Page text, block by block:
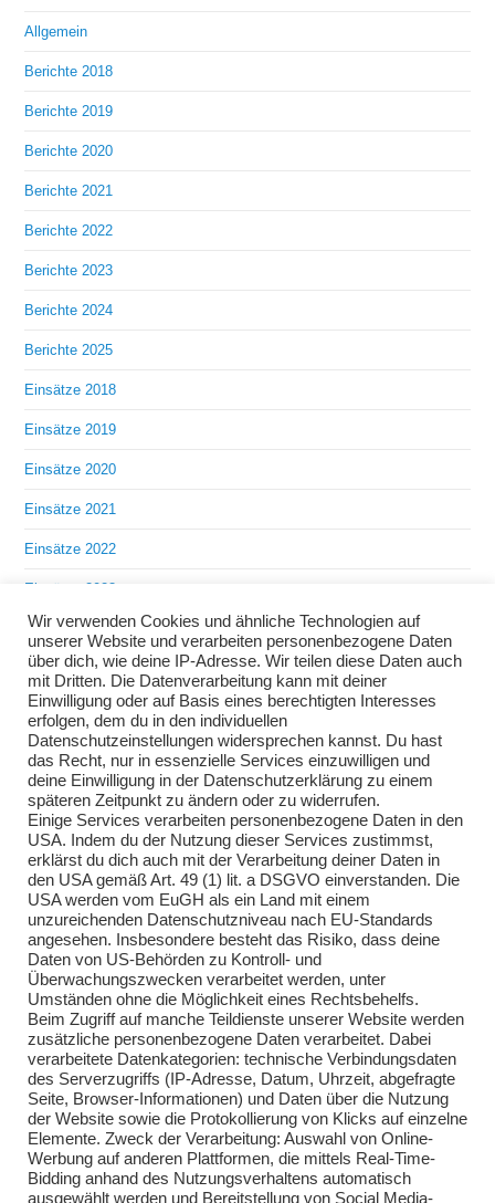
Allgemein
Berichte 2018
Berichte 2019
Berichte 2020
Berichte 2021
Berichte 2022
Berichte 2023
Berichte 2024
Berichte 2025
Einsätze 2018
Einsätze 2019
Einsätze 2020
Einsätze 2021
Einsätze 2022
Einsätze 2023
Einsätze 2024
Einsätze 2025
Übungen 2018
Übungen 2019
Übungen 2020
Übungen 2021
Übungen 2022
Übungen 2023
Übungen 2024
Übungen 2025
Impressum
Impressum
Wir verwenden Cookies und ähnliche Technologien auf
unserer Website und verarbeiten personenbezogene Daten
über dich, wie deine IP-Adresse. Wir teilen diese Daten auch
mit Dritten. Die Datenverarbeitung kann mit deiner
Einwilligung oder auf Basis eines berechtigten Interesses
erfolgen, dem du in den individuellen
Datenschutzeinstellungen widersprechen kannst. Du hast
das Recht, nur in essenzielle Services einzuwilligen und
deine Einwilligung in der Datenschutzerklärung zu einem
späteren Zeitpunkt zu ändern oder zu widerrufen.
Einige Services verarbeiten personenbezogene Daten in den
USA. Indem du der Nutzung dieser Services zustimmst,
erklärst du dich auch mit der Verarbeitung deiner Daten in
den USA gemäß Art. 49 (1) lit. a DSGVO einverstanden. Die
USA werden vom EuGH als ein Land mit einem
unzureichenden Datenschutzniveau nach EU-Standards
angesehen. Insbesondere besteht das Risiko, dass deine
Daten von US-Behörden zu Kontroll- und
Überwachungszwecken verarbeitet werden, unter
Umständen ohne die Möglichkeit eines Rechtsbehelfs.
Beim Zugriff auf manche Teildienste unserer Website werden
zusätzliche personenbezogene Daten verarbeitet. Dabei
verarbeitete Datenkategorien: technische Verbindungsdaten
des Serverzugriffs (IP-Adresse, Datum, Uhrzeit, abgefragte
Seite, Browser-Informationen) und Daten über die Nutzung
der Website sowie die Protokollierung von Klicks auf einzelne
Elemente. Zweck der Verarbeitung: Auswahl von Online-
Werbung auf anderen Plattformen, die mittels Real-Time-
Bidding anhand des Nutzungsverhaltens automatisch
ausgewählt werden und Bereitstellung von Social Media-